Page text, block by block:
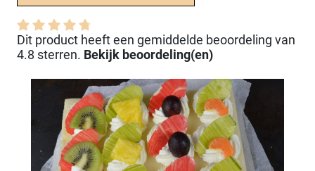
Dit product heeft een gemiddelde beoordeling van
4.8 sterren. Bekijk beoordeling(en)